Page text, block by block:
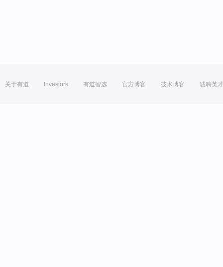
关于有道 Investors 有道智选 官方博客 技术博客 诚聘英才